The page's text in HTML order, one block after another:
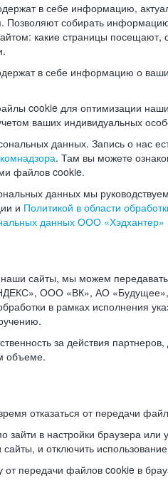
в себе информацию,
Позволяют собирать
какие страницы посещают,
в себе информацию о
cookie для оптимизации
ваших индивидуальных
данных. Запись о нас
. Там вы можете
файлов cookie.
данных мы
и Политикой в области
данных ООО «Хэдхантер»
наши сайты, мы можем
ООО «ВК», АО
в рамках исполнения
за действия
объеме.
отказаться от передачи
зайти в настройки браузера или
и отключить
от передачи файлов cookie в